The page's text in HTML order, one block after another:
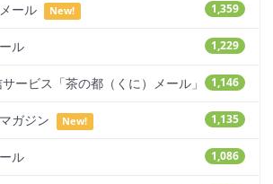
1,359
ール New!
1,229
ル
1,146
ービス「茶の都（くに）メール」
1,135
ガジン New!
1,086
ル